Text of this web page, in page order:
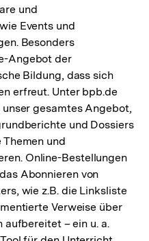
und
Events und
Besonders
Angebot der
Bildung, dass sich
erfreut. Unter bpb.de
gesamtes Angebot,
und Dossiers
und
Online-Bestellungen
Abonnieren von
wie z.B. die Linksliste
Verweise über
aufbereitet – ein u. a.